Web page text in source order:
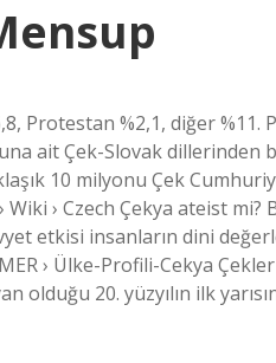
Protestan %2,1, diğer
ait Çek-Slovak dillerinden
10 milyonu Çek
Wiki › Czech Çekya ateist
etkisi insanların dini
› Ülke-Profili-Cekya
olduğu 20. yüzyılın ilk